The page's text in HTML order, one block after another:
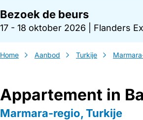
Bezoek de beurs
17 - 18 oktober 2026 Flanders
Home Aanbod Turkije
Appartement in
Marmara-regio, Turkije